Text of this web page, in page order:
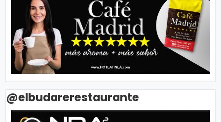
@elbudarerestaurante